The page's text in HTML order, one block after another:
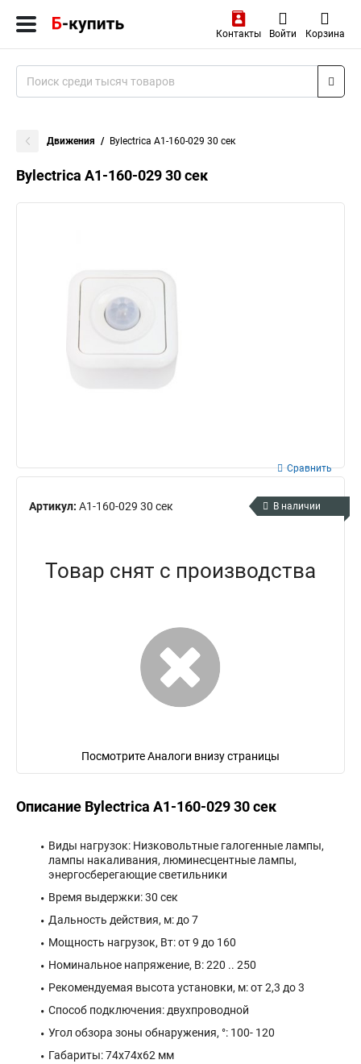
Контакты Войти Корзина
Движения Bylectrica А1-160-029 30 сек
Bylectrica А1-160-029 30 сек
Артикул: А1-160-029 30 сек
Сравнить
В наличии
Товар снят с производства
Посмотрите Аналоги внизу страницы
Описание Bylectrica А1-160-029 30 сек
Виды нагрузок: Низковольтные галогенные лампы,
лампы накаливания, люминесцентные лампы,
энергосберегающие светильники
Время выдержки: 30 сек
Дальность действия, м: до 7
Мощность нагрузок, Вт: от 9 до 160
Номинальное напряжение, В: 220 .. 250
Рекомендуемая высота установки, м: от 2,3 до 3
Способ подключения: двухпроводной
Угол обзора зоны обнаружения, °: 100- 120
Габариты: 74x74x62 мм